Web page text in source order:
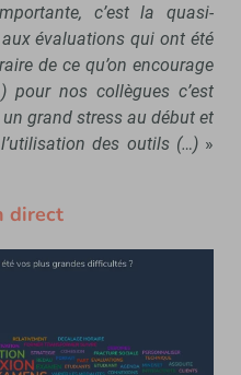
c’est la quasi-
évaluations qui ont été
de ce qu’on encourage
pour nos collègues c’est
grand stress au début et
des outils (…)»
direct